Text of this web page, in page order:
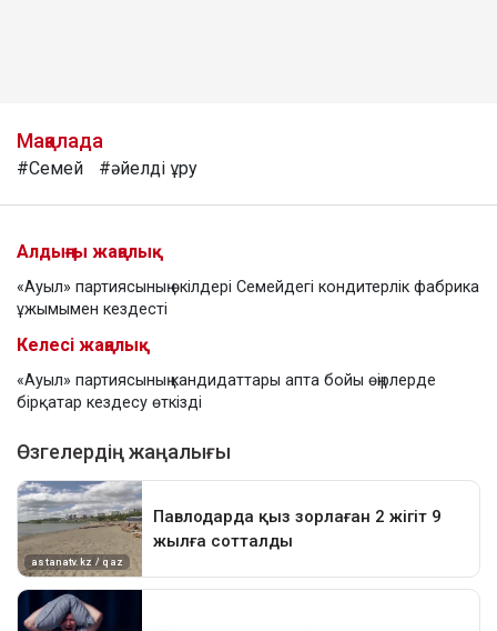
Мақалада
#Семей #әйелді ұру
Алдыңғы жаңалық
«Ауыл» партиясының өкілдері Семейдегі кондитерлік фабрика
ұжымымен кездесті
Келесі жаңалық
«Ауыл» партиясының кандидаттары апта бойы өңірлерде
бірқатар кездесу өткізді